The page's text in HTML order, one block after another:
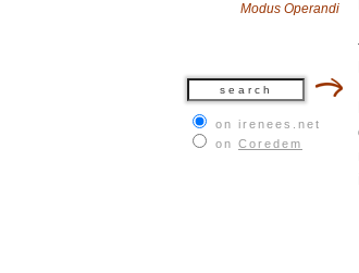
Modus Operandi
on irenees.net
on Coredem